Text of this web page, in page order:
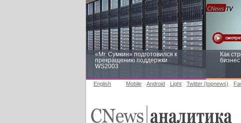
«Mr. Сумкин» подготовился к
прекращению поддержки
WS2003
Как
English Mobile Android Light Twitter (topnews)